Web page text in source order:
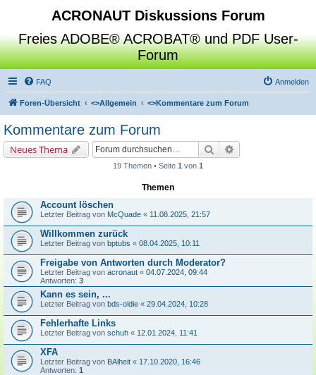
ACRONAUT Diskussions Forum
Freies ADOBE® ACROBAT® und PDF User-
Forum
FAQ Anmelden
Foren-Übersicht <>Allgemein <>Kommentare zum Forum
Kommentare zum Forum
Neues Thema Suche
19 Themen • Seite 1 von 1
Themen
Account löschen
Letzter Beitrag von McQuade « 11.08.2025, 21:57
Willkommen zurück
Letzter Beitrag von bptubs « 08.04.2025, 10:11
Freigabe von Antworten durch Moderator?
Letzter Beitrag von acronaut « 04.07.2024, 09:44
Antworten: 3
Kann es sein, ...
Letzter Beitrag von bds-oldie « 29.04.2024, 10:28
Fehlerhafte Links
Letzter Beitrag von schuh « 12.01.2024, 11:41
XFA
Letzter Beitrag von BAlheit « 17.10.2020, 16:46
Antworten: 1